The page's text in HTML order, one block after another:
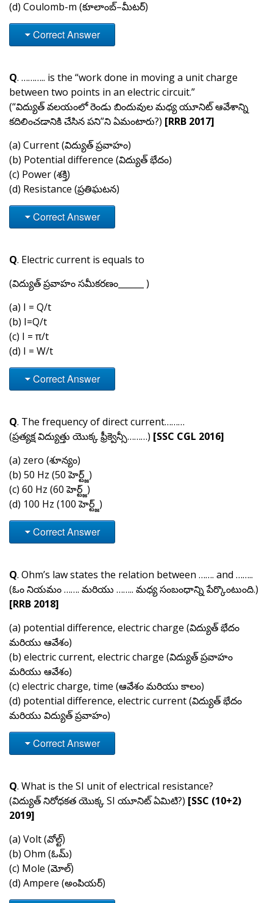
(d) Coulomb-m (కూలాంబ్–మీటర్)
Correct Answer
Q. ……….. is the “work done in moving a unit charge
between two points in an electric circuit.”
(“విద్యుత్ వలయంలో రెండు బిందువుల మధ్య యూనిట్ ఆవేశాన్ని
కదిలించడానికి చేసిన పని”ని ఏమంటారు?) [RRB 2017]
(a) Current (విద్యుత్ ప్రవాహం)
(b) Potential difference (విద్యుత్ భేదం)
(c) Power (శక్తి)
(d) Resistance (ప్రతిఘటన)
Correct Answer
Q. Electric current is equals to
(విద్యుత్ ప్రవాహం సమీకరణం______ )
(a) I = Q/t
(b) I=Q/t
(c) I = π/t
(d) I = W/t
Correct Answer
Q. The frequency of direct current………
(ప్రత్యక్ష విద్యుత్తు యొక్క ఫ్రీక్వెన్సీ………) [SSC CGL 2016]
(a) zero (శూన్యం)
(b) 50 Hz (50 హెర్ట్జ్)
(c) 60 Hz (60 హెర్ట్జ్)
(d) 100 Hz (100 హెర్ట్జ్)
Correct Answer
Q. Ohm’s law states the relation between ……. and ……..
(ఓం నియమం ……. మరియు …….. మధ్య సంబంధాన్ని పేర్కొంటుంది.)
[RRB 2018]
(a) potential difference, electric charge (విద్యుత్ భేదం
మరియు ఆవేశం)
(b) electric current, electric charge (విద్యుత్ ప్రవాహం
మరియు ఆవేశం)
(c) electric charge, time (ఆవేశం మరియు కాలం)
(d) potential difference, electric current (విద్యుత్ భేదం
మరియు విద్యుత్ ప్రవాహం)
Correct Answer
Q. What is the SI unit of electrical resistance?
(విద్యుత్ నిరోధకత యొక్క SI యూనిట్ ఏమిటి?) [SSC (10+2)
2019]
(a) Volt (వోల్ట్)
(b) Ohm (ఓమ్)
(c) Mole (మోల్)
(d) Ampere (అంపియర్)